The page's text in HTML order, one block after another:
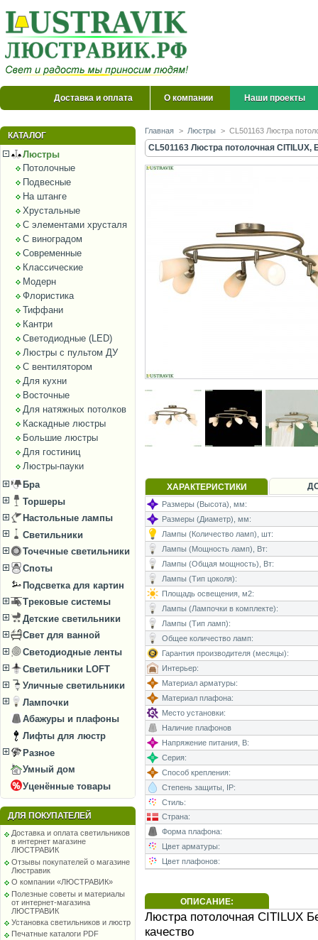
Доставка и оплата О компании Наши проекты
КАТАЛОГ
Люстры
Потолочные
Подвесные
На штанге
Хрустальные
С элементами хрусталя
С виноградом
Современные
Классические
Модерн
Флористика
Тиффани
Кантри
Светодиодные (LED)
Люстры с пультом ДУ
С вентилятором
Для кухни
Восточные
Для натяжных потолков
Каскадные люстры
Большие люстры
Для гостиниц
Люстры-пауки
Бра
Торшеры
Настольные лампы
Светильники
Точечные светильники
Споты
Подсветка для картин
Трековые системы
Детские светильники
Свет для ванной
Светодиодные ленты
Светильники LOFT
Уличные светильники
Лампочки
Абажуры и плафоны
Лифты для люстр
Разное
Умный дом
Уценённые товары
ДЛЯ ПОКУПАТЕЛЕЙ
Доставка и оплата светильников
в интернет магазине
ЛЮСТРАВИК
Отзывы покупателей о магазине
Люстравик
О компании «ЛЮСТРАВИК»
Полезные советы и материалы
от интернет-магазина
ЛЮСТРАВИК
Установка светильников и люстр
Печатные каталоги PDF
Главная > Люстры > CL501163 Люстра
CL501163 Люстра потолочная CITILUX,
ХАРАКТЕРИСТИКИ
Размеры (Высота), мм:
Размеры (Диаметр), мм:
Лампы (Количество ламп), шт:
Лампы (Мощность ламп), Вт:
Лампы (Общая мощность), Вт:
Лампы (Тип цоколя):
Площадь освещения, м2:
Лампы (Лампочки в комплекте):
Лампы (Тип ламп):
Общее количество ламп:
Гарантия производителя (месяцы):
Интерьер:
Материал арматуры:
Материал плафона:
Место установки:
Наличие плафонов
Напряжение питания, В:
Серия:
Способ крепления:
Степень защиты, IP:
Стиль:
Страна:
Форма плафона:
Цвет арматуры:
Цвет плафонов:
ОПИСАНИЕ:
Люстра потолочная CITILUX
качество